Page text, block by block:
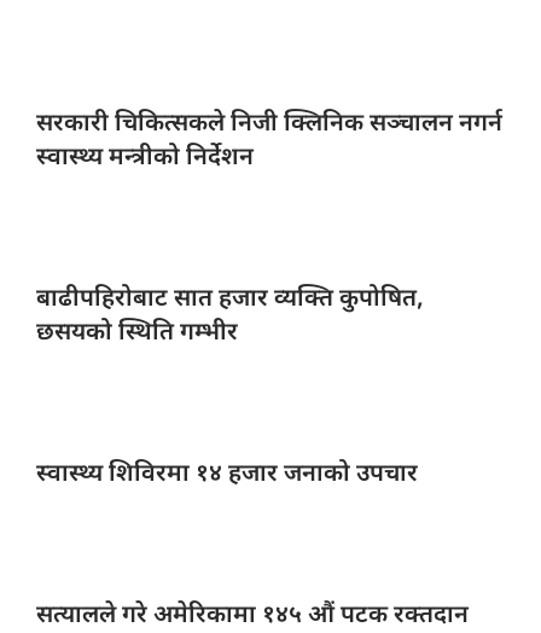
सरकारी चिकित्सकलेनिजी क्लिनिक सञ्चालन नगर्न
स्वास्थ्य मन्त्रीको निर्देशन
बाढीपहिरोबाट सातहजार व्यक्ति कुपोषित,
छसयको स्थिति गम्भीर
स्वास्थ्य शिविरमा १४ हजार जनाको उपचार
सत्यालले गरेअमेरिकामा १४५ औं पटक रक्तदान